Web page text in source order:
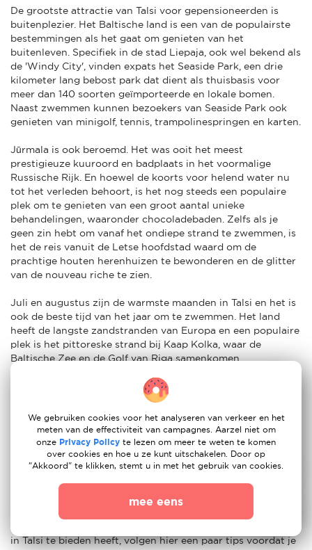
De grootste attractie van Talsi voor gepensioneerden is
buitenplezier. Het Baltische land is een van de populairste
bestemmingen als het gaat om genieten van het
buitenleven. Specifiek in de stad Liepaja, ook wel bekend als
de 'Windy City', vinden expats het Seaside Park, een drie
kilometer lang bebost park dat dient als thuisbasis voor
meer dan 140 soorten geïmporteerde en lokale bomen.
Naast zwemmen kunnen bezoekers van Seaside Park ook
genieten van minigolf, tennis, trampolinespringen en karten.
Jūrmala is ook beroemd. Het was ooit het meest
prestigieuze kuuroord en badplaats in het voormalige
Russische Rijk. En hoewel de koorts voor helend water nu
tot het verleden behoort, is het nog steeds een populaire
plek om te genieten van een groot aantal unieke
behandelingen, waaronder chocoladebaden. Zelfs als je
geen zin hebt om vanaf het ondiepe strand te zwemmen, is
het de reis vanuit de Letse hoofdstad waard om de
prachtige houten herenhuizen te bewonderen en de glitter
van de nouveau riche te zien.
Juli en augustus zijn de warmste maanden in Talsi en het is
ook de beste tijd van het jaar om te zwemmen. Het land
heeft de langste zandstranden van Europa en een populaire
plek is het pittoreske strand bij Kaap Kolka, waar de
Baltische Zee en de Golf van Riga samenkomen.
Andere topbestemmingen voor expats in Talsi zijn Livu
Aquapark, een van de grootste waterpretparken in Noord-
Europa, en Tarzans, een enorm avonturenpark in Sigulda.
Expatouders met kinderen die van dieren houden, kunnen
ook naar het Vienkocu Park gaan, waar ze verschillende
dierensculpturen, sprookjesfiguren, landhuizen en het
eerste zandzakhuis in Talsi zullen zien.
Advies om naar Talsi te verhuizen
in Talsi te bieden heeft, volgen hier een paar tips voordat je
We gebruiken cookies voor het analyseren van verkeer en het
meten van de effectiviteit van campagnes. Aarzel niet om
onze Privacy Policy te lezen om meer te weten te komen
over cookies en hoe u ze kunt uitschakelen. Door op
"Akkoord" te klikken, stemt u in met het gebruik van cookies.
mee eens